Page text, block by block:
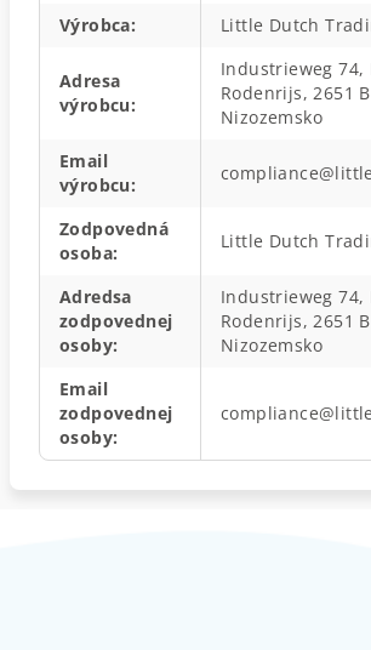
Výrobca: Little Dutch
Adresa
výrobcu:
Industrieweg 74,
Rodenrijs, 2651
Nizozemsko
Email
výrobcu:
Zodpovedná
osoba:
Little Dutch
Adredsa
zodpovednej
osoby:
Industrieweg 74,
Rodenrijs, 2651
Nizozemsko
Email
zodpovednej
osoby: